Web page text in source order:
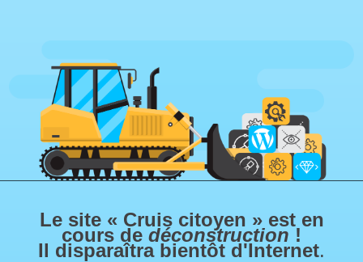
Le site « Cruis citoyen » est en
cours de déconstruction !
Il disparaîtra bientôt d'Internet.